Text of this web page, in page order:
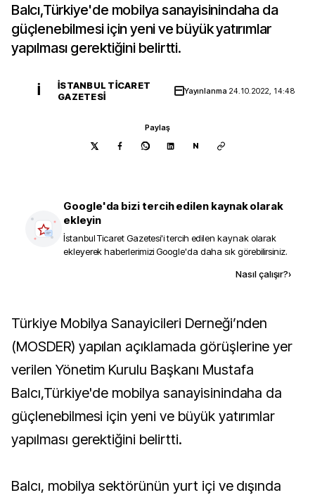
Balcı,Türkiye'de mobilya sanayisinindaha da
güçlenebilmesi için yeni ve büyük yatırımlar
yapılması gerektiğini belirtti.
İ
İSTANBUL TICARET
GAZETESI
Yayınlanma 24.10.2022, 14:48
Paylaş
N
Google'da bizi tercih edilen kaynak olarak
ekleyin
İstanbul Ticaret Gazetesi'i tercih edilen kaynak olarak
ekleyerek haberlerimizi Google'da daha sık görebilirsiniz.
Nasıl çalışır?›
Türkiye Mobilya Sanayicileri Derneği’nden
(MOSDER) yapılan açıklamada görüşlerine yer
verilen Yönetim Kurulu Başkanı Mustafa
Balcı,Türkiye'de mobilya sanayisinindaha da
güçlenebilmesi için yeni ve büyük yatırımlar
yapılması gerektiğini belirtti.
Balcı, mobilya sektörünün yurt içi ve dışında